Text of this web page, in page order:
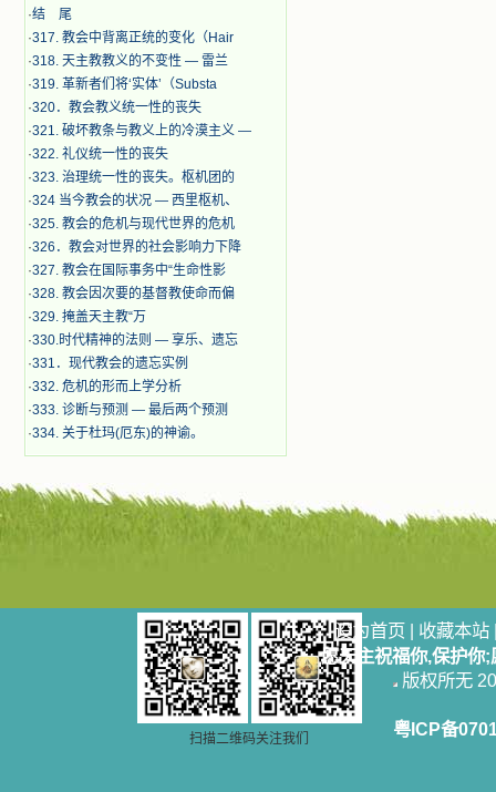
·结 尾
·317. 教会中背离正统的变化（Hair
·318. 天主教教义的不变性 — 雷兰
·319. 革新者们将‘实体’（Substa
·320．教会教义统一性的丧失
·321. 破坏教条与教义上的冷漠主义 —
·322. 礼仪统一性的丧失
·323. 治理统一性的丧失。枢机团的
·324 当今教会的状况 — 西里枢机、
·325. 教会的危机与现代世界的危机
·326．教会对世界的社会影响力下降
·327. 教会在国际事务中“生命性影
·328. 教会因次要的基督教使命而偏
·329. 掩盖天主教“万
·330.时代精神的法则 — 享乐、遗忘
·331．现代教会的遗忘实例
·332. 危机的形而上学分析
·333. 诊断与预测 — 最后两个预测
·334. 关于杜玛(厄东)的神谕。
扫描二维码关注我们
设为首页 | 收藏本站
愿天主祝福你,保护你
版权所无
粤ICP备